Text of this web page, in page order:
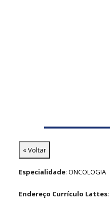
« Voltar
Especialidade: ONCOLOGIA
Endereço Currículo Lattes: